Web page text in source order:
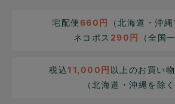
宅配便660円
（北海道・沖
ネコポス 290円 （全国
税込11,000円 以上のお買い
（北海道・沖縄を除く